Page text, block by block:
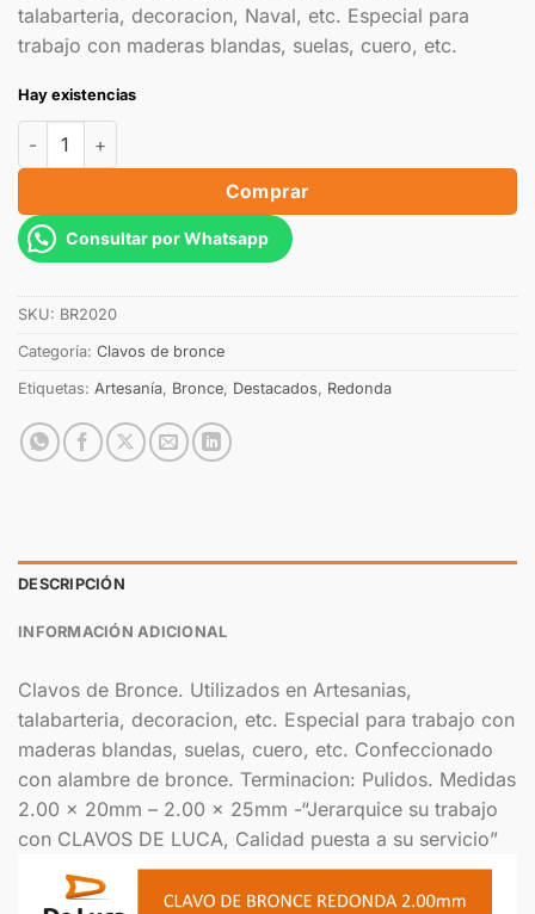
talabarteria, decoracion, Naval, etc. Especial para
trabajo con maderas blandas, suelas, cuero, etc.
Hay existencias
Comprar
Consultar por Whatsapp
SKU: BR2020
Categoría: Clavos de bronce
Etiquetas: Artesanía, Bronce, Destacados, Redonda
DESCRIPCIÓN
INFORMACIÓN ADICIONAL
Clavos de Bronce. Utilizados en Artesanias,
talabarteria, decoracion, etc. Especial para trabajo con
maderas blandas, suelas, cuero, etc. Confeccionado
con alambre de bronce. Terminacion: Pulidos. Medidas
2.00 x 20mm – 2.00 x 25mm -“Jerarquice su trabajo
con CLAVOS DE LUCA, Calidad puesta a su servicio”